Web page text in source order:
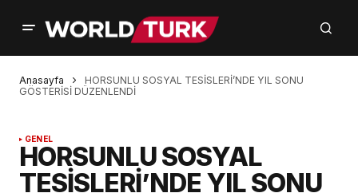
Anasayfa
HORSUNLU SOSYAL TESİSLERİ’NDE YIL SONU
GÖSTERİSİ DÜZENLENDİ
GENEL
HORSUNLU SOSYAL
TESİSLERİ’NDE YIL SONU